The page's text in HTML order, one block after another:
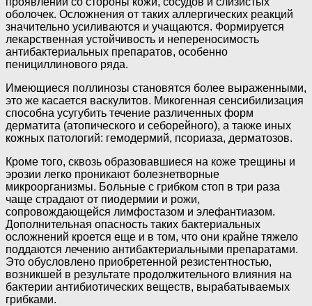
оболочек. Осложнения от таких аллергических реакций
значительно усиливаются и учащаются. Формируется
лекарственная устойчивость и непереносимость
антибактериальных препаратов, особенно
пенициллинового ряда.
Имеющиеся поллинозы становятся более выраженными,
это же касается васкулитов. Микогенная сенсибилизация
способна усугубить течение различенных форм
дерматита (атопического и себорейного), а также иных
кожных патологий: гемодермий, псориаза, дерматозов.
Кроме того, сквозь образовавшиеся на коже трещины и
эрозии легко проникают болезнетворные
микроорганизмы. Больные с грибком стоп в три раза
чаще страдают от пиодермии и рожи,
сопровождающейся лимфостазом и элефантиазом.
Дополнительная опасность таких бактериальных
осложнений кроется еще и в том, что они крайне тяжело
поддаются лечению антибактериальными препаратами.
Это обусловлено приобретенной резистентностью,
возникшей в результате продолжительного влияния на
бактерии антибиотических веществ, вырабатываемых
грибками.